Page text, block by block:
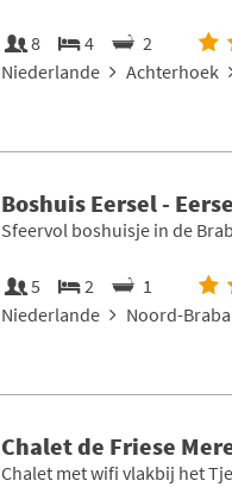
8 4
2
Niederlande
Achterhoek
Boshuis Eersel -
Sfeervol boshuisje in de
5 2
1
Niederlande
Noord-
Chalet de Friese
Chalet met wifi vlakbij het